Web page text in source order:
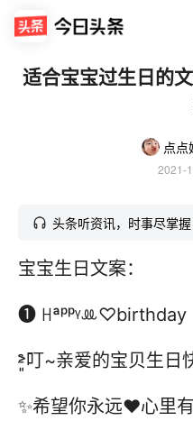
适合宝宝过生日的
点点
2021-
头条听资讯，时事尽掌握
宝宝生日文案：
❶ ꀿªᵖᵖᵞꔛ♡birthday
˃̵͈̑叮~亲爱的宝贝生日
✨希望你永远♥心里